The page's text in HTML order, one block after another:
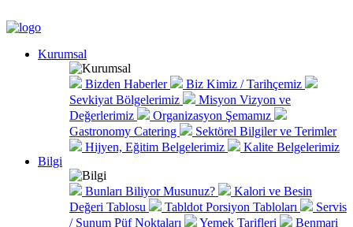
Kurumsal
Bizden Haberler
Biz Kimiz / Tarihçemiz
Sevkiyat Bölgelerimiz
Misyon Vizyon ve
Değerlerimiz
Organizasyon Şemamız
Gastronomy Catering
Sektörel Bilgiler ve Terimler
Hijyen, Eğitim Belgelerimiz
Kalite Belgelerimiz
Bilgi
Bunları Biliyor Musunuz?
Kalori ve Besin
Değeri Tablosu
Tabldot Porsiyon Tabloları
Servis
/ Sunum Püf Noktaları
Yemek Tarifleri
Benmari